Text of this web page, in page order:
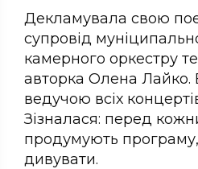
Декламувала свою
супровід
камерного оркестру
авторка Олена Лайко.
ведучою всіх
Зізналася: перед
продумують
дивувати.